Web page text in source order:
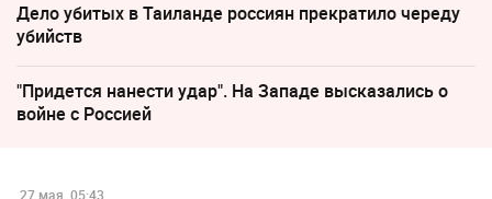
Дело убитых в Таиланде россиян прекратило череду
убийств
"Придется нанести удар". На Западе высказались о
войне с Россией
27 мая, 05:43